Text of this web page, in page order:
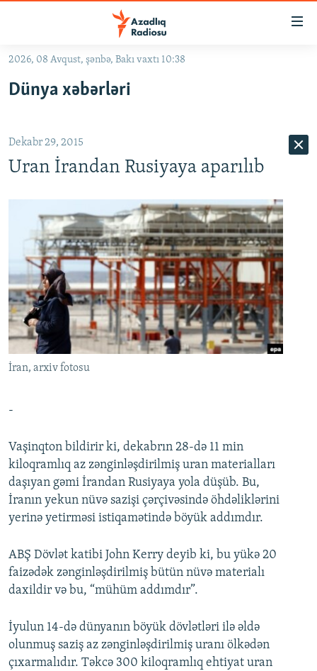
Əsas
qayıt
qayıt
Axtarışa
#İZAHLA
QANUNI DOĞRU
ARAŞDIRMA
MULTIMEDIA
VIDEO
FOTOQALEREYA
İNFOQRAFIKA
KARIKATURA
RADIO ARXIV
OXU ZALI
AZƏRBAYCAN ƏDƏBIYYATI KITABXANASI
İSLAM VƏ DEMOKRATIYA
HAQQIMIZDA
MISSIYAMIZ
PEŞƏ ETIKASI VƏ JURNALISTIKA STANDARTLARIMIZ
XƏBƏR BÜLLETENLƏRIMIZ
BIZI IZLƏ
2026, 08 Avqust, şənbə, Bakı vaxtı 10:38
Dünya xəbərləri
Dekabr 29, 2015
Uran İrandan Rusiyaya aparılıb
İran, arxiv fotosu
-
Vaşinqton bildirir ki, dekabrın 28-də 11 min
kiloqramlıq az zənginləşdirilmiş uran materialları
daşıyan gəmi İrandan Rusiyaya yola düşüb. Bu,
İranın yekun nüvə sazişi çərçivəsində öhdəliklərini
yerinə yetirməsi istiqamətində böyük addımdır.
ABŞ Dövlət katibi John Kerry deyib ki, bu yükə 20
faizədək zənginləşdirilmiş bütün nüvə materialı
daxildir və bu, “mühüm addımdır”.
İyulun 14-də dünyanın böyük dövlətləri ilə əldə
olunmuş saziş az zənginləşdirilmiş uranı ölkədən
çıxarmalıdır. Təkcə 300 kiloqramlıq ehtiyat uran